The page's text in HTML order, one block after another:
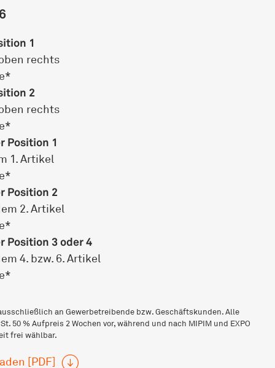
1
rechts
2
rechts
Position 1
1. Artikel
Position 2
2. Artikel
Position 3 oder 4
4. bzw. 6. Artikel
an Gewerbetreibende bzw. Geschäftskunden. Alle
50 % Aufpreis 2 Wochen vor, während und nach MIPIM und EXPO
frei wählbar.
[PDF]